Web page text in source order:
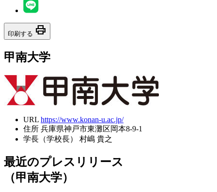
印刷する print
甲南大学
URL https://www.konan-u.ac.jp/
住所 兵庫県神戸市東灘区岡本8-9-1
学長（学校長）
村嶋 貴之
最近のプレスリリース
（甲南大学）